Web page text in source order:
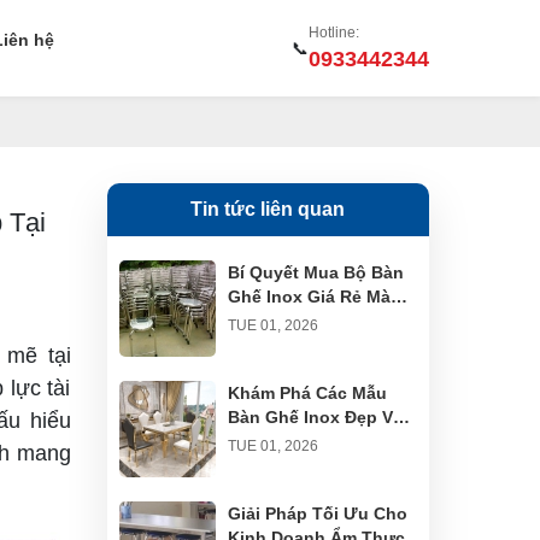
hệ 📞
Hotline:
0933442344
Tại
mẽ tại
lực tài
hiểu
mang
Tin tức liên quan
Bí Quyết Mua Bộ Bàn
Ghế Inox Giá Rẻ Mà
Vẫn Đảm Bảo Chất
TUE 01, 2026
Khám Phá Các Mẫu
Bàn Ghế Inox Đẹp Và
Ứng Dụng Bàn Ghế
TUE 01, 2026
Giải Pháp Tối Ưu Cho